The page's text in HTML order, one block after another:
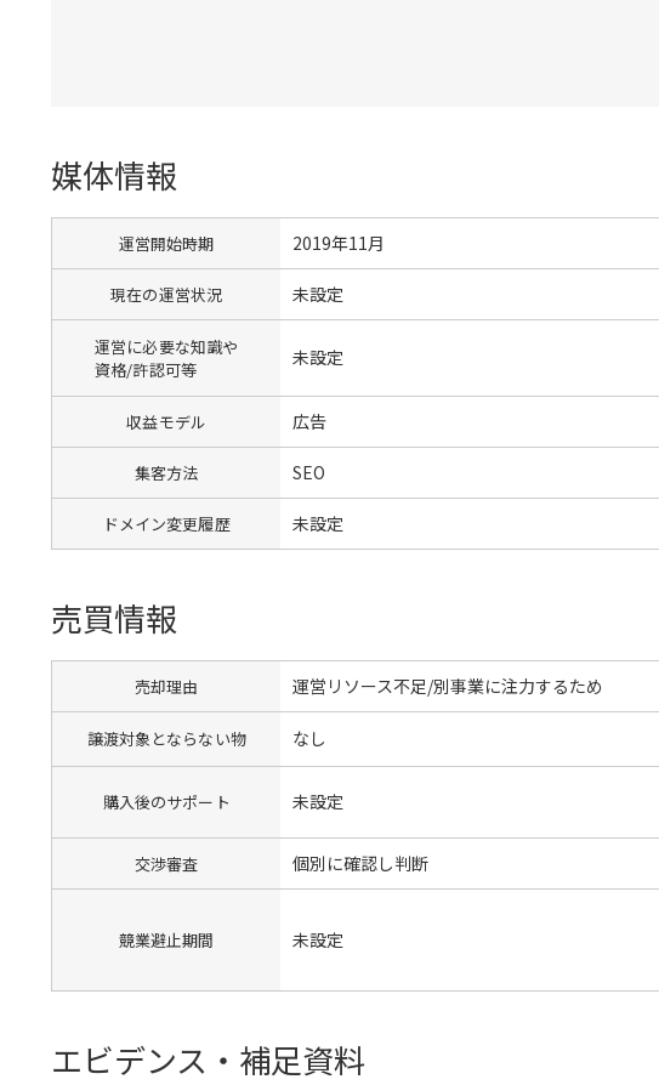
媒体情報
運営開始時期 2019年11月
現在の運営状況 未設定
運営に必要な知識や
資格/許認可等
未設定
収益モデル 広告
集客方法 SEO
ドメイン変更履歴 未設定
売買情報
売却理由 運営リソース不足/別事業に注力するため
譲渡対象とならない物 なし
購入後のサポート 未設定
交渉審査 個別に確認し判断
競業避止期間 未設定
エビデンス・補足資料